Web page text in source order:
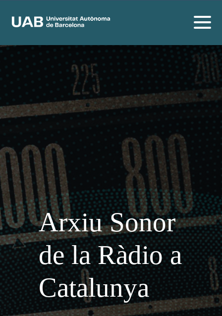
Arxiu Sonor
de la Ràdio a
Catalunya